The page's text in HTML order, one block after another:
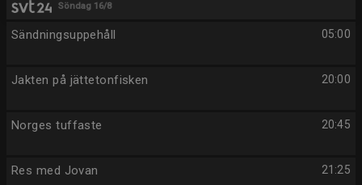
Söndag 16/8
05:00
Sändningsuppehåll
20:00
Jakten på jättetonfisken
20:45
Norges tuffaste
21:25
Res med Jovan